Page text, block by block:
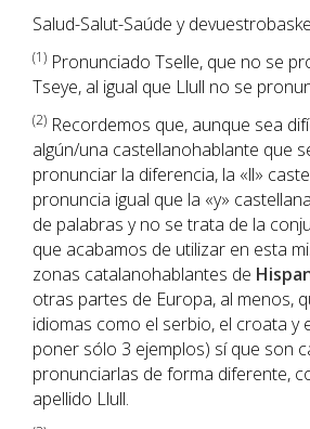
Salud-Salut-Saúde y
(1) Pronunciado Tselle, que no se
Tseye, al igual que Llull no se
(2) Recordemos que, aunque sea
algún/una castellanohablante que
pronunciar la diferencia, la «ll»
pronuncia igual que la «y»
de palabras y no se trata de la
que acabamos de utilizar en esta
zonas catalanohablantes de
otras partes de Europa, al menos,
idiomas como el serbio, el croata y
poner sólo 3 ejemplos) sí que son
pronunciarlas de forma diferente,
apellido Llull.